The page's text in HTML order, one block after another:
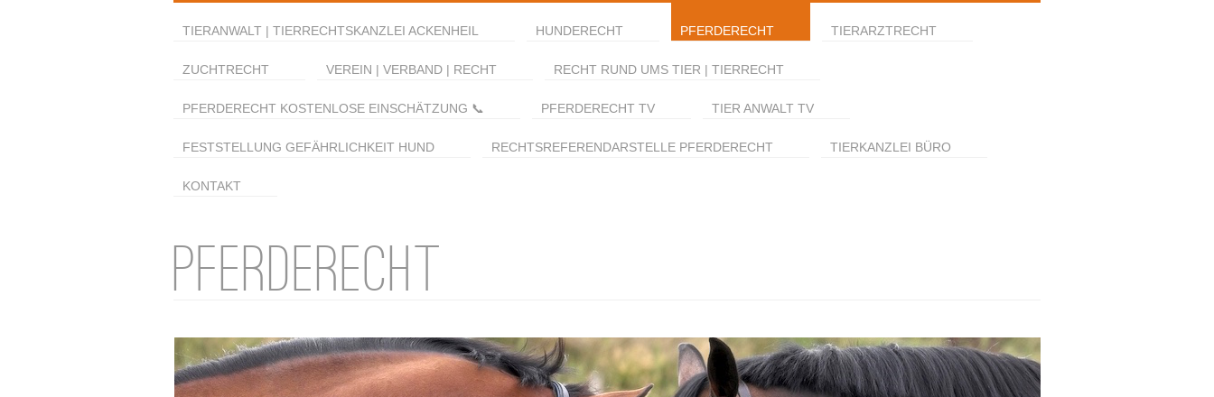
TIERANWALT | TIERRECHTSKANZLEI ACKENHEIL HUNDERECHT PFERDERECHT TIERARZTRECHT
ZUCHTRECHT VEREIN | VERBAND | RECHT RECHT RUND UMS TIER | TIERRECHT
PFERDERECHT KOSTENLOSE EINSCHÄTZUNG 📞 PFERDERECHT TV TIER ANWALT TV
FESTSTELLUNG GEFÄHRLICHKEIT HUND RECHTSREFERENDARSTELLE PFERDERECHT TIERKANZLEI BÜRO
KONTAKT
PFERDERECHT